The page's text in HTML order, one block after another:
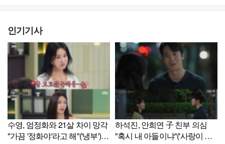
인기기사
수영, 엄정화와 21살 차이 망각
"가끔 '정화야'라고 해"('냉부')
하석진, 안희연 子 친부 의심
"혹시 내 아들이냐"('사랑이 온